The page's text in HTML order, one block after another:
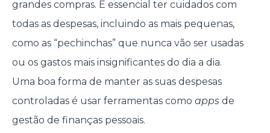
grandes compras. É essencial ter cuidados com
todas as despesas, incluindo as mais pequenas,
como as “pechinchas” que nunca vão ser usadas
ou os gastos mais insignificantes do dia a dia.
Uma boa forma de manter as suas despesas
controladas é usar ferramentas como appsde
gestão de finanças pessoais.